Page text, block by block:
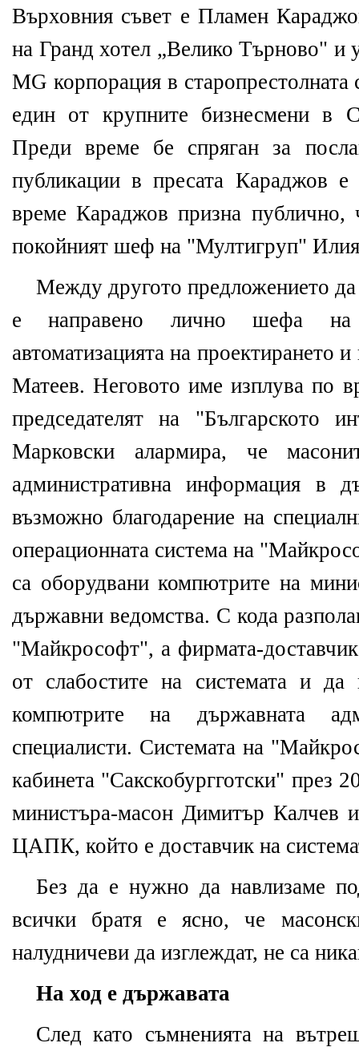
Върховния съвет е Пламен
на Гранд хотел „Велико Търново" и
MG корпорация в старопрестолната
един от крупните бизнесмени в
Преди време бе спряган за
публикации в пресата Караджов
време Караджов призна
покойният шеф на "Мултигруп"
Между другото предложението да
е направено лично шефа
автоматизацията на проектирането
Матеев. Неговото име изплува по
председателят на "Българското
Марковски алармира, че
административна информация в
възможно благодарение на
операционната система на
са оборудвани компютрите на
държавни ведомства. С кода
"Майкрософт", а фирмата-
от слабостите на системата и
компютрите на държавната
специалисти. Системата на
кабинета "Сакскобургготски" през
министъра-масон Димитър Калчев
ЦАПК, който е доставчик на
Без да е нужно да навлизаме
всички братя е ясно, че
налудничеви да изглеждат, не са
На ход е държавата
След като съмненията на